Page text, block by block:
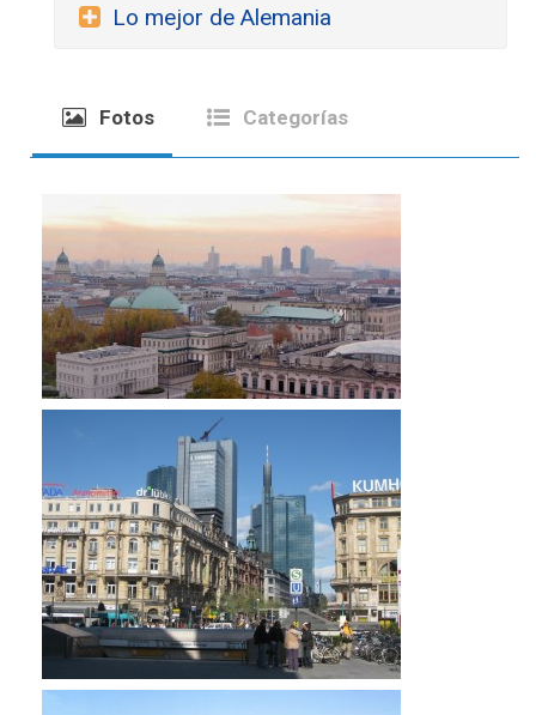
Lo mejor de Alemania
Fotos Categorías